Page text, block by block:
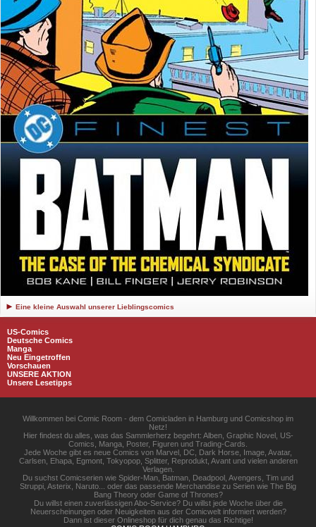
Eine kleine Auswahl unserer Lieblingscomics
US-Comics
Deutsche Comics
Manga
Neu Eingetroffen
Vorschauen
UNSERE AKTION
Unsere Lesetipps
Willkommen bei Comic Room - dem Comicladen in Hamburg und Comicshop im
Netz!
Hier findest du alles, was das Sammlerherz begehrt: Alben, Graphic Novel, US-
Comics, Manga, Poster, Figuren und Trading-Cards.
Jede Woche gibt es neue Comics von Marvel, DC, Dark Horse, Image, Avatar,
Carlsen, Ehapa, Egmont, Tokyopop, Splitter, Reprodukt, Avant und vielen anderen
Verlagen.
Du suchst Comicserien wie Spider-Man, Batman, Deadpool, Avengers, Tim und
Struppi, Asterix, Naruto... oder das passende Merchandise zu Serien wie The Big
Bang Theory oder Game of Thrones?
Du willst einen zuverlässigen Abo-Service? Du willst jede Woche über die
Neuerscheinungen oder Neuigkeiten aus der Comicwelt informiert werden?
Dann ist dieser Onlineshop für dich genau das Richtige!